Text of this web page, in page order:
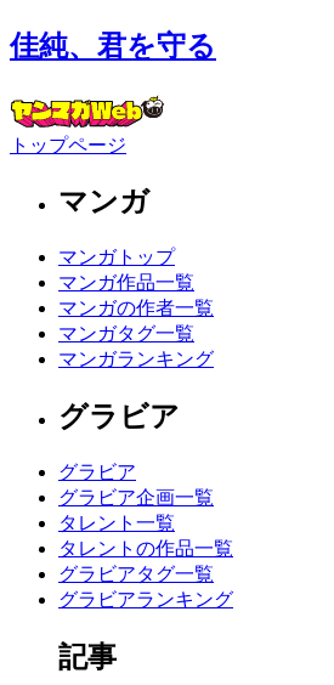
佳純、君を守る
トップページ
マンガ
マンガトップ
マンガ作品一覧
マンガの作者一覧
マンガタグ一覧
マンガランキング
グラビア
グラビア
グラビア企画一覧
タレント一覧
タレントの作品一覧
グラビアタグ一覧
グラビアランキング
記事